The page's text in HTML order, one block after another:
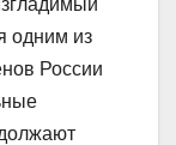
одним из
России